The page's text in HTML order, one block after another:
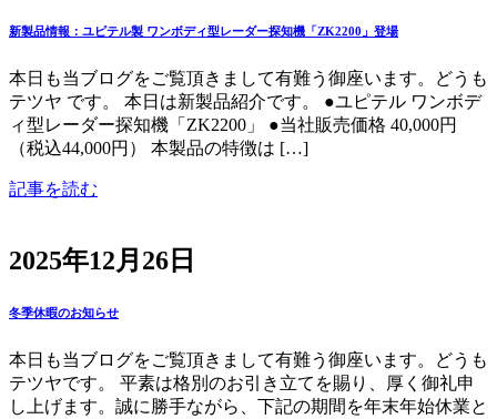
新製品情報：ユピテル製 ワンボディ型レーダー探知機「ZK2200」登場
本日も当ブログをご覧頂きまして有難う御座います。どうも
テツヤ です。 本日は新製品紹介です。 ●ユピテル ワンボデ
ィ型レーダー探知機「ZK2200」 ●当社販売価格 40,000円
（税込44,000円） 本製品の特徴は […]
記事を読む
2025年12月26日
冬季休暇のお知らせ
本日も当ブログをご覧頂きまして有難う御座います。どうも
テツヤです。 平素は格別のお引き立てを賜り、厚く御礼申
し上げます。誠に勝手ながら、下記の期間を年末年始休業と